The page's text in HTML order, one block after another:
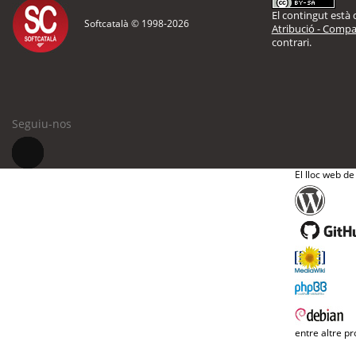
Softcatalà © 1998-2026
El contingut està
Atribució -
contrari.
Seguiu-nos
El lloc web
entre altre